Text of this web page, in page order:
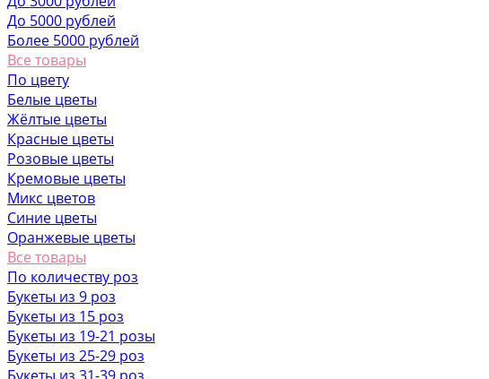
До 5000 рублей
Более 5000 рублей
Все товары
По цвету
Белые цветы
Жёлтые цветы
Красные цветы
Розовые цветы
Кремовые цветы
Микс цветов
Синие цветы
Оранжевые цветы
Все товары
По количеству роз
Букеты из 9 роз
Букеты из 15 роз
Букеты из 19-21 розы
Букеты из 25-29 роз